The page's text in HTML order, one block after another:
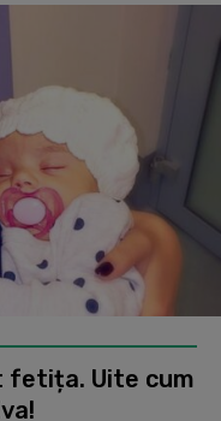
fetița. Uite cum